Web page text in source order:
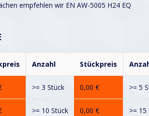
empfehlen wir EN AW-5005 H24 EQ
Anzahl Stückpreis
>= 3 Stück 0,00 € >= 5
>= 10 Stück 0,00 € >= 15